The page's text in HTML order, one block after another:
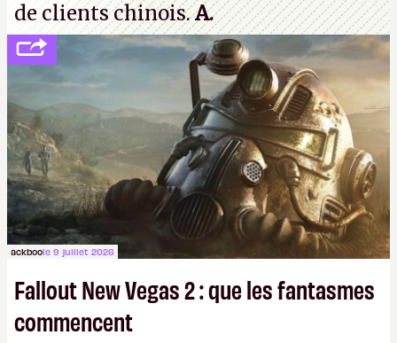
de clients chinois.A.
ackboole 9 juillet 2026
Fallout New Vegas 2 : que les fantasmes
commencent